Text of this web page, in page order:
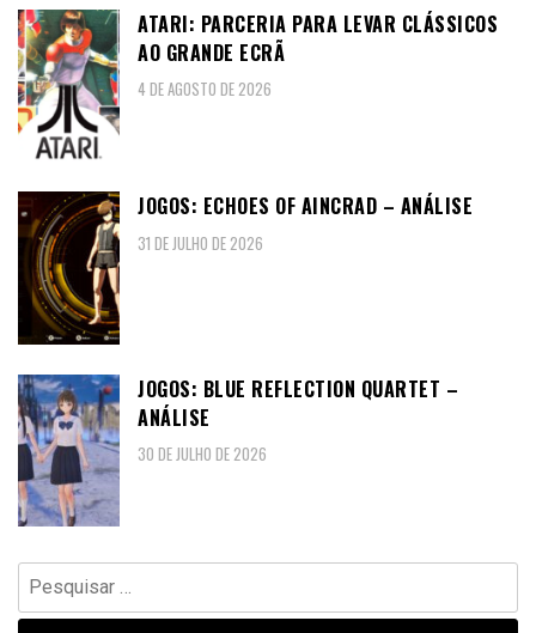
ATARI: PARCERIA PARA LEVAR CLÁSSICOS
AO GRANDE ECRÃ
4 DE AGOSTO DE 2026
JOGOS: ECHOES OF AINCRAD – ANÁLISE
31 DE JULHO DE 2026
JOGOS: BLUE REFLECTION QUARTET –
ANÁLISE
30 DE JULHO DE 2026
Pesquisar
por: